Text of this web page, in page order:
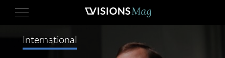
International